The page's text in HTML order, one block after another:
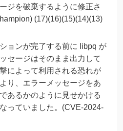
ジを破棄するように修正さ
(17)(16)(15)(14)(13)
ョンが完了する前に libpq が
セージはそのまま出力して
によって利用される恐れが
り、エラーメッセージをあ
あるかのように見せかける
っていました。(CVE-2024-